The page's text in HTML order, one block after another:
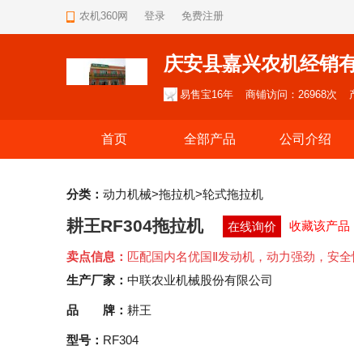
农机360网 登录 免费注册
庆安县嘉兴农机经销
易售宝16年 商铺访问：26968次
首页 全部产品 公司介绍
分类： 动力机械>拖拉机>轮式拖拉机
耕王RF304拖拉机 在线询价 收藏该产品
卖点信息： 匹配国内名优国Ⅱ发动机，动力强劲，安全
生产厂家： 中联农业机械股份有限公司
品 牌： 耕王
型号： RF304